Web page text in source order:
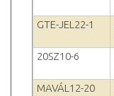
GTE-JEL22-1
20SZ10-6
MAVÁL12-20